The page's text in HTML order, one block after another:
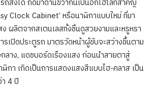
ถสั่งได้ ถัดมาด้านขวากันเป็นอีกไฮไลท์สำคัญ
Clock Cabinet’ หรือนาฬิกาแบบใหม่ ที่มา
ผลิตจากสเตนเลสทั้งชิ้นดูสวยงามและหรูหรา
เปิดประตูรถ มาตรวัดหน้าผู้ขับจะสว่างขึ้นตาม
าง, แดชบอร์ดเรืองแสง ก่อนนำสายตาสู่
กา เกิดเป็นการแสดงแสงสีแบบไฮ-คลาส เป็น
4 ปี